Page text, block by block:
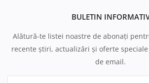
BULETIN
Alătură-te listei noastre de abonați
recente știri, actualizări și oferte
de email.